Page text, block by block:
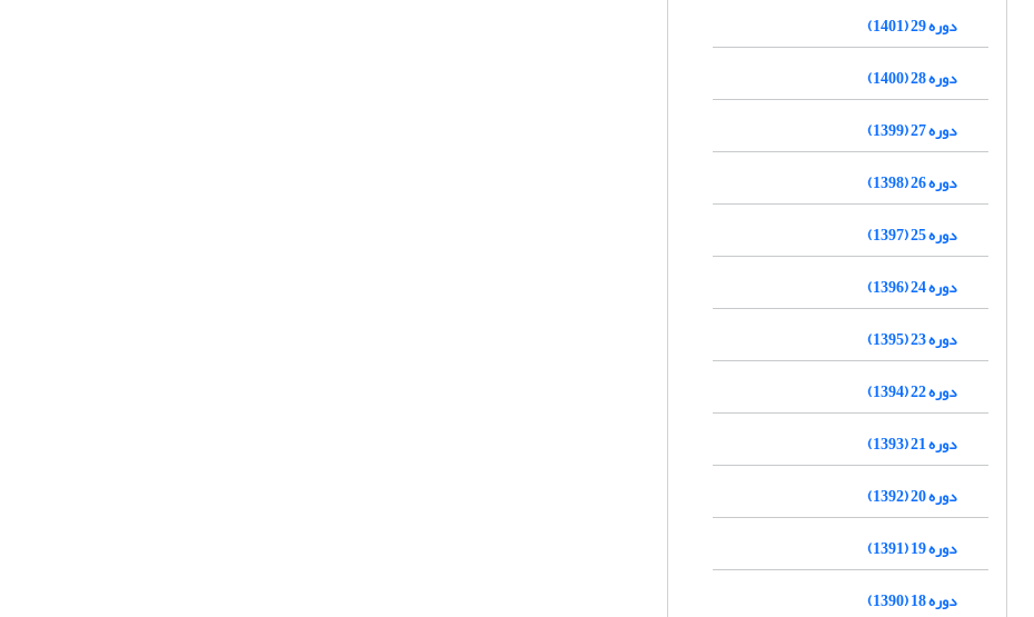
دوره 29 (1401)
دوره 28 (1400)
دوره 27 (1399)
دوره 26 (1398)
دوره 25 (1397)
دوره 24 (1396)
دوره 23 (1395)
دوره 22 (1394)
دوره 21 (1393)
دوره 20 (1392)
دوره 19 (1391)
دوره 18 (1390)